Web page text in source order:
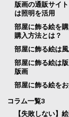
版画の通販サイ
は照明を活用
部屋に飾る絵を
購入方法とは？
部屋に飾る絵は
部屋に飾る絵は
版画
部屋に飾る絵を
コラム一覧3
【失敗しない】